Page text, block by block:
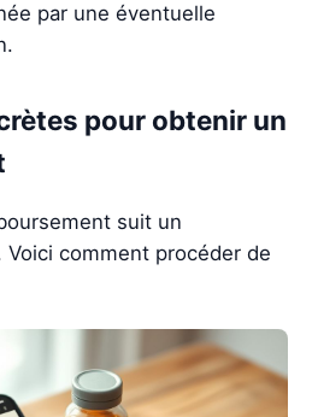
par une éventuelle
pour obtenir un
suit un
comment procéder de